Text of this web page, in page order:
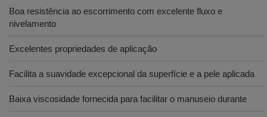
Boa resistência ao escorrimento com excelente fluxo e
nivelamento
Excelentes propriedades de aplicação
Facilita a suavidade excepcional da superfície e a pele aplicada
Baixa viscosidade fornecida para facilitar o manuseio durante